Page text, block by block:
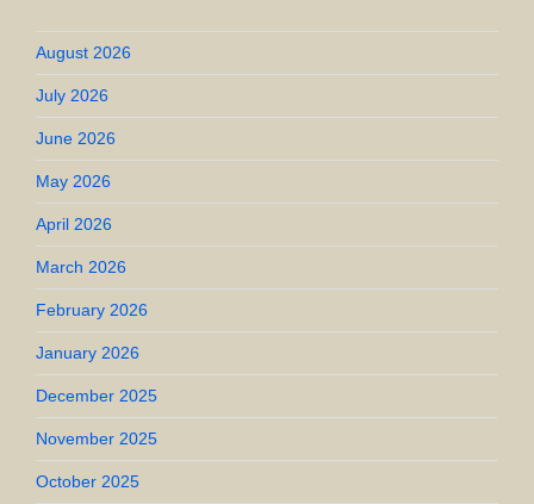
August 2026
July 2026
June 2026
May 2026
April 2026
March 2026
February 2026
January 2026
December 2025
November 2025
October 2025